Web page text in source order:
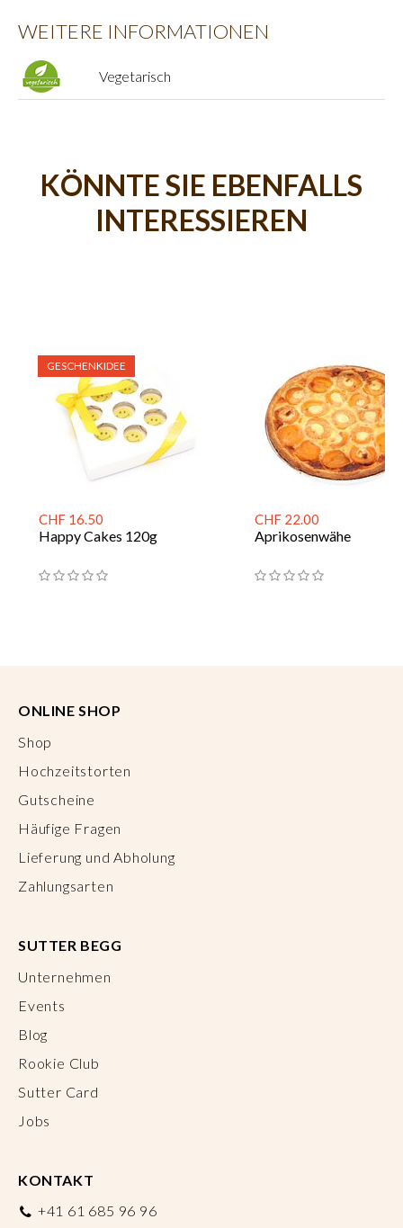
WEITERE INFORMATIONEN
Vegetarisch
KÖNNTE SIE EBENFALLS
INTERESSIEREN
CHF 16.50
Happy Cakes 120g
GESCHENKIDEE
CHF 22.00
Aprikosenwähe
ONLINE SHOP
Shop
Hochzeitstorten
Gutscheine
Häufige Fragen
Lieferung und Abholung
Zahlungsarten
SUTTER BEGG
Unternehmen
Events
Blog
Rookie Club
Sutter Card
Jobs
KONTAKT
+41 61 685 96 96